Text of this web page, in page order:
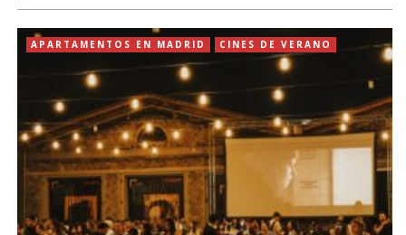
APARTAMENTOS EN MADRID CINES DE VERANO